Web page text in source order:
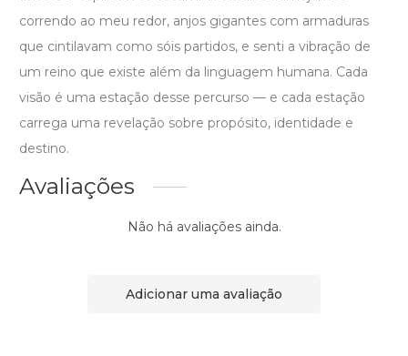
correndo ao meu redor, anjos gigantes com armaduras
que cintilavam como sóis partidos, e senti a vibração de
um reino que existe além da linguagem humana. Cada
visão é uma estação desse percurso — e cada estação
carrega uma revelação sobre propósito, identidade e
destino.
Avaliações
Não há avaliações ainda.
Adicionar uma avaliação